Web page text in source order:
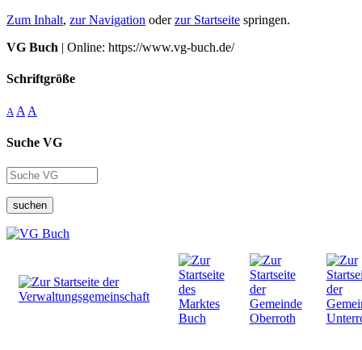
Zum Inhalt, zur Navigation oderzur Startseite springen.
VG Buch | Online: https://www.vg-buch.de/
Schriftgröße
A A A
Suche VG
suchen